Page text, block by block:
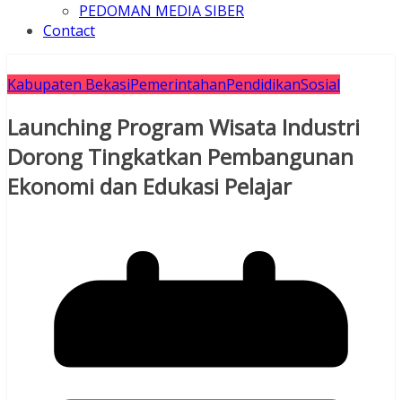
PEDOMAN MEDIA SIBER
Contact
Kabupaten BekasiPemerintahanPendidikanSosial
Launching Program Wisata Industri
Dorong Tingkatkan Pembangunan
Ekonomi dan Edukasi Pelajar